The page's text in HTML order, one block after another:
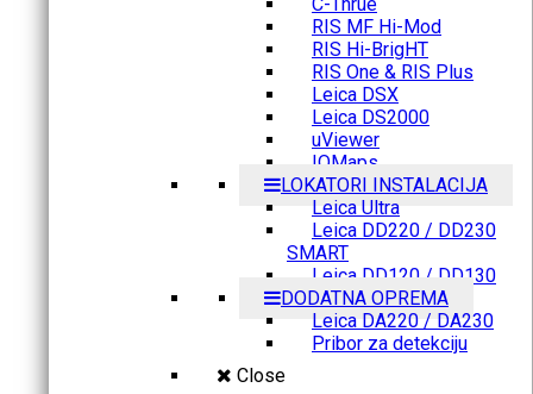
RIS MF Hi-Mod
RIS Hi-BrigHT
RIS One & RIS Plus
Leica DSX
Leica DS2000
uViewer
IQMaps
LOKATORI INSTALACIJA
Leica Ultra
Leica DD220 / DD230
SMART
Leica DD120 / DD130
DODATNA OPREMA
Leica DA220 / DA230
Pribor za detekciju
Close